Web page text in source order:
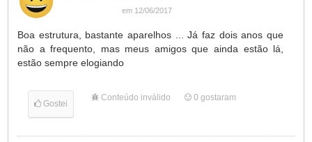
em 12/06/2017
Boa estrutura, bastante aparelhos ... Já faz dois anos que
não a frequento, mas meus amigos que ainda estão lá,
estão sempre elogiando
Gostei
Conteúdo inválido 0 gostaram